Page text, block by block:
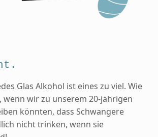
Glas Alkohol ist eines zu viel. Wie
wenn wir zu unserem 20-jährigen
könnten, dass Schwangere
nicht trinken, wenn sie